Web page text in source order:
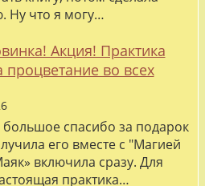
Ну что я могу…
Акция! Практика
процветание во всех
большое спасибо за подарок
его вместе с "Магией
включила сразу. Для
практика…